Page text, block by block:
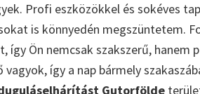
Profi eszközökkel és sokéves
is könnyedén megszüntetem.
így Ön nemcsak szakszerű, hanem
vagyok, így a nap bármely
Gutorfölde